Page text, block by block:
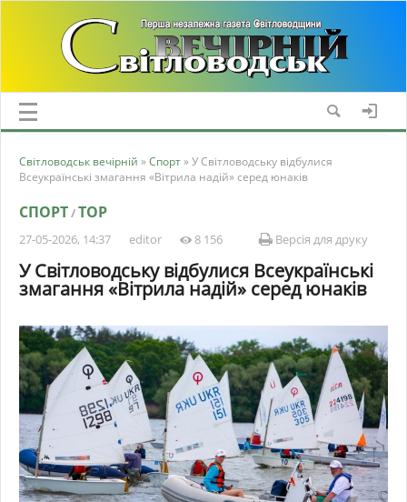
Світловодськ вечірній »Спорт» У Світловодську відбулися
Всеукраїнські змагання «Вітрила надій» серед юнаків
СПОРТ/TOP
27-05-2026, 14:37 editor 8 156 Версія для друку
У Світловодську відбулися Всеукраїнські
змагання «Вітрила надій» серед юнаків